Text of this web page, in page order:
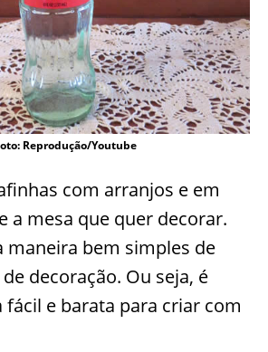
Reprodução/Youtube
com arranjos e em
a mesa que quer decorar.
maneira bem simples de
decoração. Ou seja, é
fácil e barata para criar com